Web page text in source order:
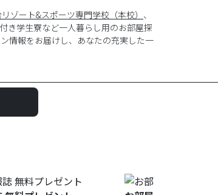
ゾート&スポーツ専門学校（本校） 、
き学生寮など一人暮らし用のお部屋探
情報をお届けし、あなたの充実した一